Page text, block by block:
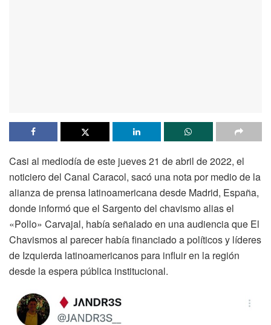
Casi al mediodía de este jueves 21 de abril de 2022, el
noticiero del Canal Caracol, sacó una nota por medio de la
alianza de prensa latinoamericana desde Madrid, España,
donde informó que el Sargento del chavismo alias el
«Pollo» Carvajal, había señalado en una audiencia que El
Chavismos al parecer había financiado a políticos y líderes
de Izquierda latinoamericanos para influir en la región
desde la espera pública institucional.